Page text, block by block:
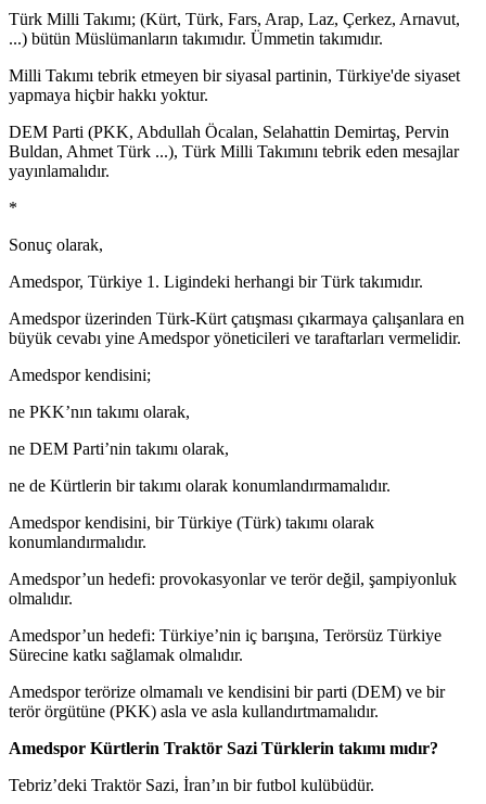
Türk Milli Takımı; (Kürt, Türk, Fars, Arap, Laz, Çerkez, Arnavut,
...) bütün Müslümanların takımıdır. Ümmetin takımıdır.
Milli Takımı tebrik etmeyen bir siyasal partinin, Türkiye'de siyaset
yapmaya hiçbir hakkı yoktur.
DEM Parti (PKK, Abdullah Öcalan, Selahattin Demirtaş, Pervin
Buldan, Ahmet Türk ...), Türk Milli Takımını tebrik eden mesajlar
yayınlamalıdır.
*
Sonuç olarak,
Amedspor, Türkiye 1. Ligindeki herhangi bir Türk takımıdır.
Amedspor üzerinden Türk-Kürt çatışması çıkarmaya çalışanlara en
büyük cevabı yine Amedspor yöneticileri ve taraftarları vermelidir.
Amedspor kendisini;
ne PKK’nın takımı olarak,
ne DEM Parti’nin takımı olarak,
ne de Kürtlerin bir takımı olarak konumlandırmamalıdır.
Amedspor kendisini, bir Türkiye (Türk) takımı olarak
konumlandırmalıdır.
Amedspor’un hedefi: provokasyonlar ve terör değil, şampiyonluk
olmalıdır.
Amedspor’un hedefi: Türkiye’nin iç barışına, Terörsüz Türkiye
Sürecine katkı sağlamak olmalıdır.
Amedspor terörize olmamalı ve kendisini bir parti (DEM) ve bir
terör örgütüne (PKK) asla ve asla kullandırtmamalıdır.
Amedspor Kürtlerin Traktör Sazi Türklerin takımı mıdır?
Tebriz’deki Traktör Sazi, İran’ın bir futbol kulübüdür.